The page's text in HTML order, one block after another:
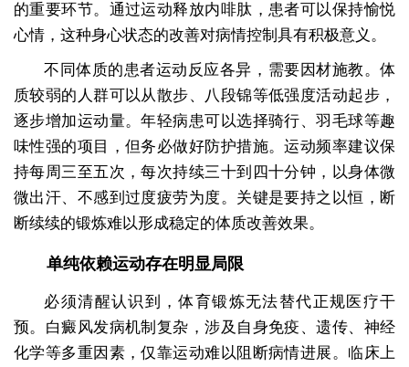
的重要环节。通过运动释放内啡肽，患者可以保持愉悦
心情，这种身心状态的改善对病情控制具有积极意义。
不同体质的患者运动反应各异，需要因材施教。体
质较弱的人群可以从散步、八段锦等低强度活动起步，
逐步增加运动量。年轻病患可以选择骑行、羽毛球等趣
味性强的项目，但务必做好防护措施。运动频率建议保
持每周三至五次，每次持续三十到四十分钟，以身体微
微出汗、不感到过度疲劳为度。关键是要持之以恒，断
断续续的锻炼难以形成稳定的体质改善效果。
单纯依赖运动存在明显局限
必须清醒认识到，体育锻炼无法替代正规医疗干
预。白癜风发病机制复杂，涉及自身免疫、遗传、神经
化学等多重因素，仅靠运动难以阻断病情进展。临床上